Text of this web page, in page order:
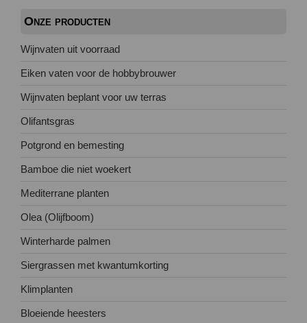
Onze producten
Wijnvaten uit voorraad
Eiken vaten voor de hobbybrouwer
Wijnvaten beplant voor uw terras
Olifantsgras
Potgrond en bemesting
Bamboe die niet woekert
Mediterrane planten
Olea (Olijfboom)
Winterharde palmen
Siergrassen met kwantumkorting
Klimplanten
Bloeiende heesters